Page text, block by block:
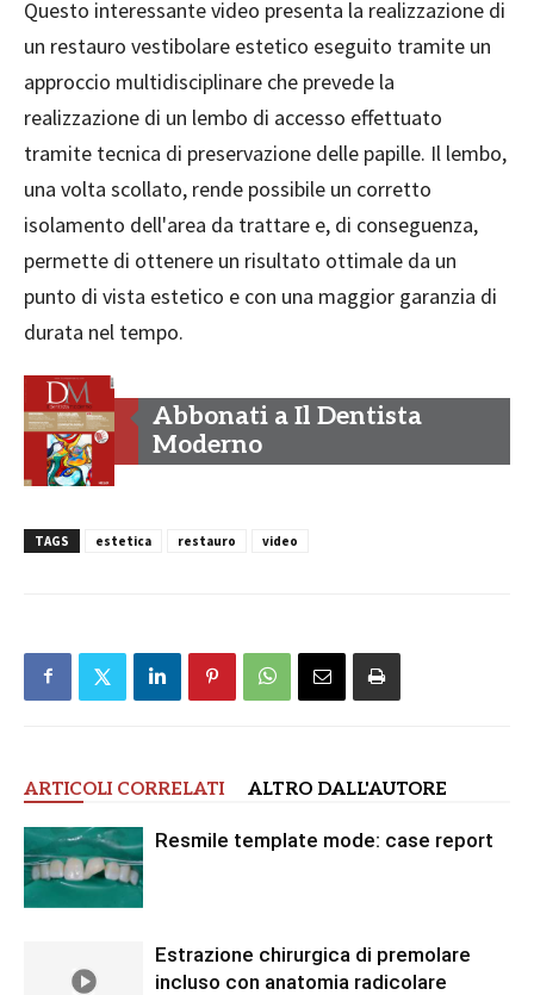
Questo interessante video presenta la realizzazione di
un restauro vestibolare estetico eseguito tramite un
approccio multidisciplinare che prevede la
realizzazione di un lembo di accesso effettuato
tramite tecnica di preservazione delle papille. Il lembo,
una volta scollato, rende possibile un corretto
isolamento dell'area da trattare e, di conseguenza,
permette di ottenere un risultato ottimale da un
punto di vista estetico e con una maggior garanzia di
durata nel tempo.
Abbonati a Il Dentista
Moderno
TAGS estetica restauro video
ARTICOLI CORRELATI ALTRO DALL'AUTORE
Resmile template mode: case report
Estrazione chirurgica di premolare
incluso con anatomia radicolare